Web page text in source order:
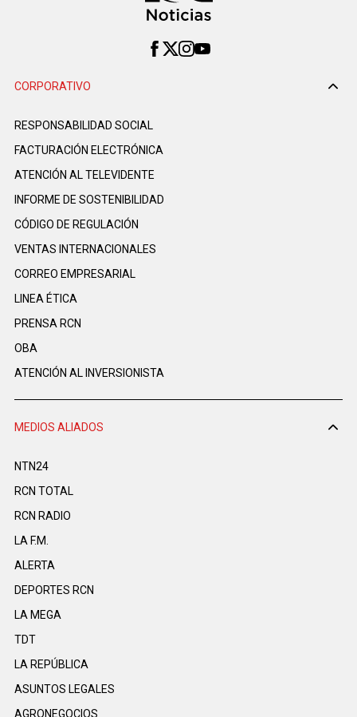
CORPORATIVO
RESPONSABILIDAD SOCIAL
FACTURACIÓN ELECTRÓNICA
ATENCIÓN AL TELEVIDENTE
INFORME DE SOSTENIBILIDAD
CÓDIGO DE REGULACIÓN
VENTAS INTERNACIONALES
CORREO EMPRESARIAL
LINEA ÉTICA
PRENSA RCN
OBA
ATENCIÓN AL INVERSIONISTA
MEDIOS ALIADOS
NTN24
RCN TOTAL
RCN RADIO
LA F.M.
ALERTA
DEPORTES RCN
LA MEGA
TDT
LA REPÚBLICA
ASUNTOS LEGALES
AGRONEGOCIOS